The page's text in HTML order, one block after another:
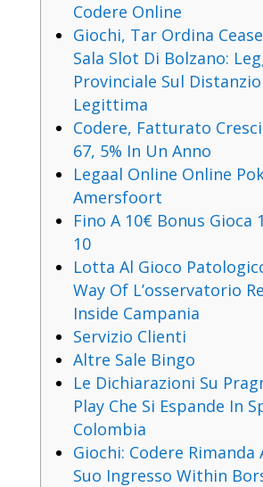
Codere Online
Giochi, Tar Ordina
Sala Slot Di Bolzano:
Provinciale Sul
Legittima
Codere, Fatturato
67, 5% In Un Anno
Legaal Online Online
Amersfoort
Fino A 10€ Bonus Gioca
10
Lotta Al Gioco
Way Of L’osservatorio
Inside Campania
Servizio Clienti
Altre Sale Bingo
Le Dichiarazioni Su
Play Che Si Espande In
Colombia
Giochi: Codere Rimanda
Suo Ingresso Within